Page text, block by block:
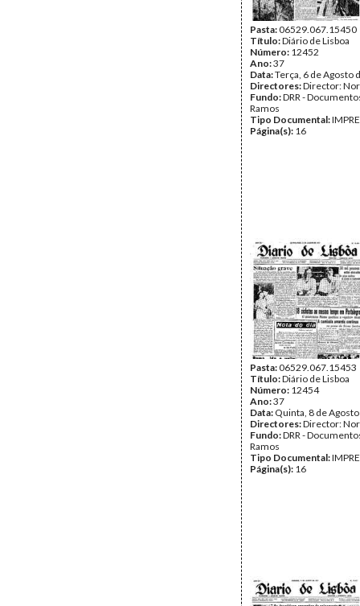
Pasta:06529.067.15450
Título:Diário de Lisboa
Número: 12452
Ano:37
Data:Terça, 6 de Agosto
Directores:Director:
Fundo:DRR -
Ramos
Tipo Documental:
Página(s): 16
Pasta:06529.067.15453
Título:Diário de Lisboa
Número: 12454
Ano:37
Data: Quinta, 8 de
Directores:Director:
Fundo:DRR -
Ramos
Tipo Documental:
Página(s): 16